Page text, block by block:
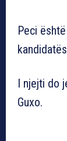
Peci
I njejti do
Guxo.